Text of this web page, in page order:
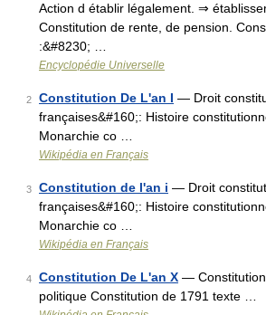
Action d établir légalement. ⇒
Constitution de rente, de pension.
:&#8230; …
Encyclopédie Universelle
2 Constitution De L'an I — Droit
françaises&#160;: Histoire
Monarchie co …
Wikipédia en Français
3 Constitution de l'an i — Droit
françaises&#160;: Histoire
Monarchie co …
Wikipédia en Français
4 Constitution De L'an X —
politique Constitution de 1791 texte …